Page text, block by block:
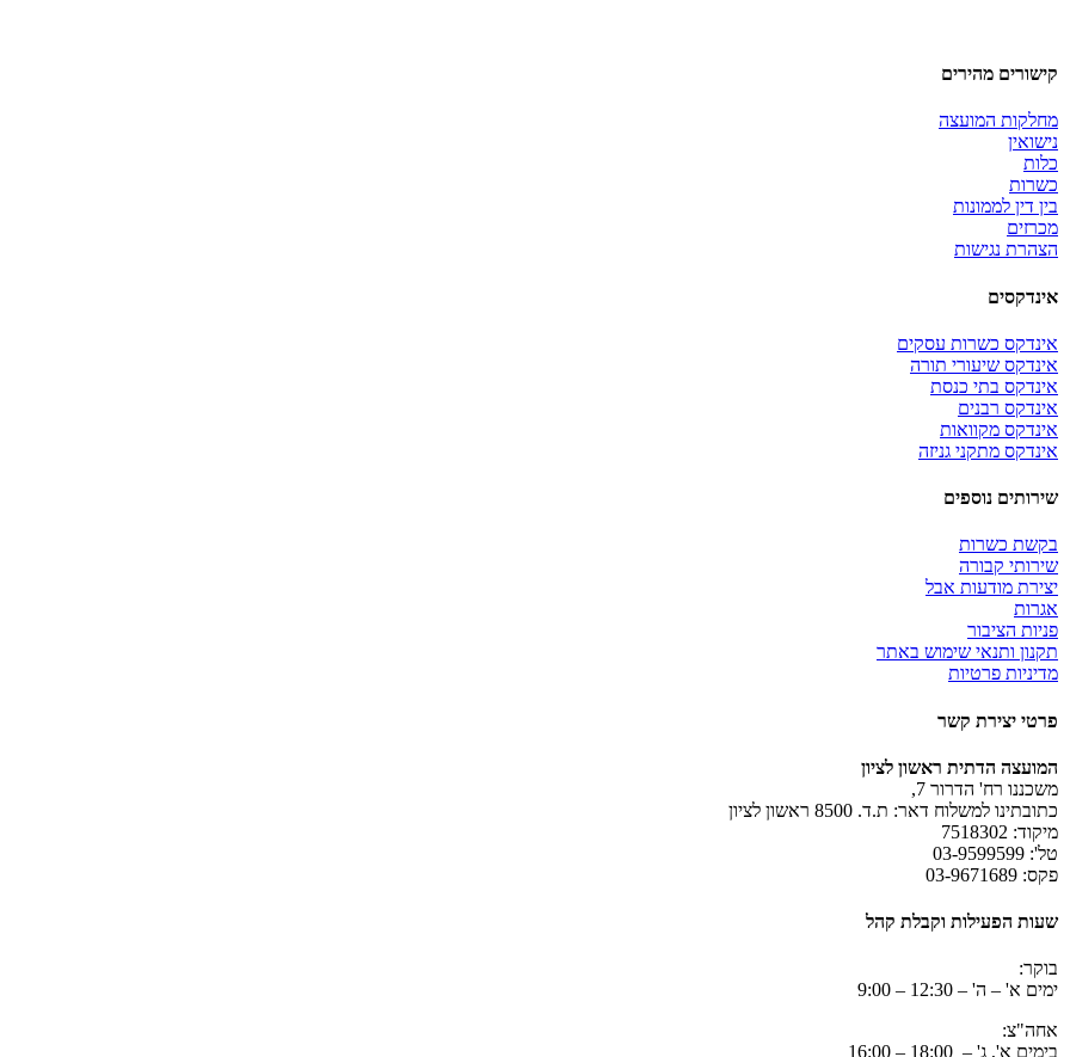
קישורים מהירים
מחלקות המועצה
נישואין
כלות
כשרות
בין דין לממונות
מכרזים
הצהרת נגישות
אינדקסים
אינדקס כשרות עסקים
אינדקס שיעורי תורה
אינדקס בתי כנסת
אינדקס רבנים
אינדקס מקוואות
אינדקס מתקני גניזה
שירותים נוספים
בקשת כשרות
שירותי קבורה
יצירת מודעות אבל
אגרות
פניות הציבור
תקנון ותנאי שימוש באתר
מדיניות פרטיות
פרטי יצירת קשר
המועצה הדתית ראשון לציון
משכננו רח' הדרור 7,
כתובתינו למשלוח דאר: ת.ד. 8500 ראשון לציון
מיקוד: 7518302
טל': 03-9599599
פקס: 03-9671689
שעות הפעילות וקבלת קהל
בוקר:
ימים א' – ה' – 12:30 – 9:00
אחה"צ:
בימים א', ג' – 18:00 – 16:00